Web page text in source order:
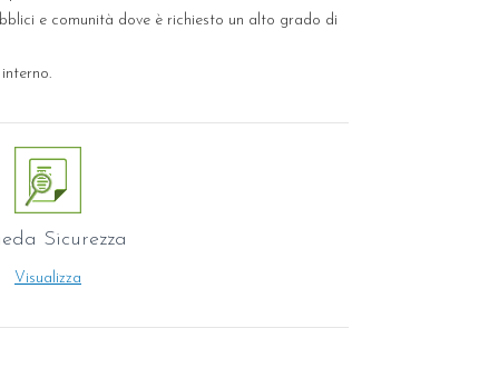
e comunità dove è richiesto un alto grado di
Sicurezza
Visualizza